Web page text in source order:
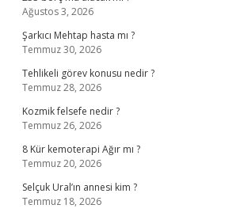
Ağustos 3, 2026
Şarkıcı Mehtap hasta mı ?
Temmuz 30, 2026
Tehlikeli görev konusu nedir ?
Temmuz 28, 2026
Kozmik felsefe nedir ?
Temmuz 26, 2026
8 Kür kemoterapi Ağır mı ?
Temmuz 20, 2026
Selçuk Ural’ın annesi kim ?
Temmuz 18, 2026